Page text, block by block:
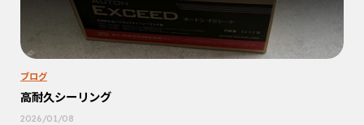
ブログ
高耐久シーリング
2026/01/08